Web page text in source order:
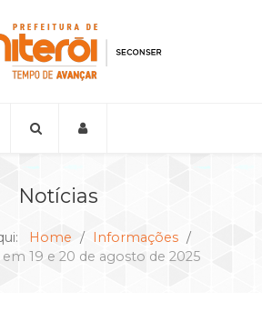
Notícias
Home
Informações
19 e 20 de agosto de 2025